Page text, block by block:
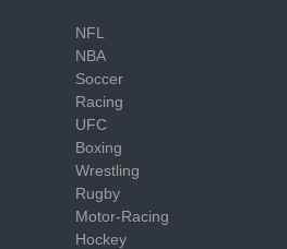
NFL
NBA
Soccer
Racing
UFC
Boxing
Wrestling
Rugby
Motor-Racing
Hockey